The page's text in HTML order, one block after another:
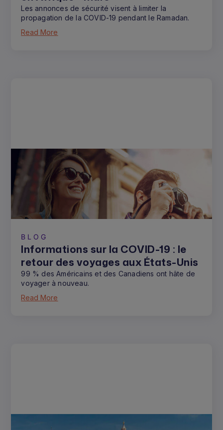
Les annonces de sécurité visent à limiter la
propagation de la COVID-19 pendant le Ramadan.
Read More
BLOG
Informations sur la COVID-19 : le
retour des voyages aux États-Unis
99 % des Américains et des Canadiens ont hâte de
voyager à nouveau.
Read More